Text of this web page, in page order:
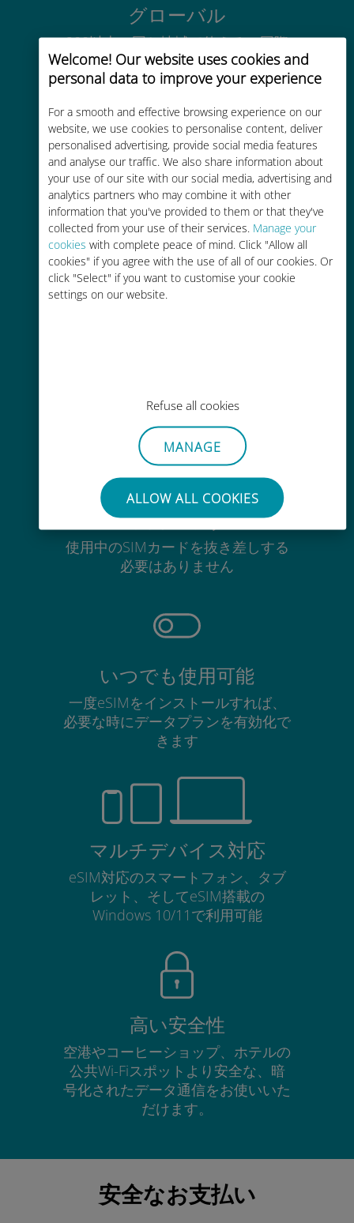
Welcome! Our website uses cookies and
personal data to improve your experience
For a smooth and effective browsing experience on our
website, we use cookies to personalise content, deliver
personalised advertising, provide social media features
and analyse our traffic. We also share information about
your use of our site with our social media, advertising and
analytics partners who may combine it with other
information that you've provided to them or that they've
collected from your use of their services. Manage your
cookies with complete peace of mind. Click "Allow all
cookies" if you agree with the use of all of our cookies. Or
click "Select" if you want to customise your cookie
settings on our website.
Refuse all cookies
MANAGE
ALLOW ALL COOKIES
グローバル
200以上の国と地域で使える、国際
的な高品位のセルラー通信です
コストパフォーマンス
お客様が普段お使いのキャリアでロ
ーミングサービスを使った場合に比
べて最大で90％の節約が可能です。
可能
手間いらず
使用中のSIMカードを抜き差しする
必要はありません
いつでも使用可能
一度eSIMをインストールすれば、
必要な時にデータプランを有効化で
きます
マルチデバイス対応
eSIM対応のスマートフォン、タブ
レット、そしてeSIM搭載の
Windows 10/11で利用可能
高い安全性
空港やコーヒーショップ、ホテルの
公共Wi-Fiスポットより安全な、暗
号化されたデータ通信をお使いいた
だけます。
安全なお支払い